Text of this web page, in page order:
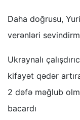
Daha doğrusu,
verənləri
Ukraynalı
kifayət qədər
2 dəfə məğlub
bacardı